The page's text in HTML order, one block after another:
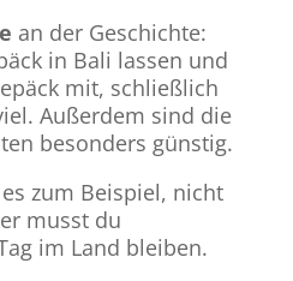
an der Geschichte:
in Bali lassen und
mit, schließlich
Außerdem sind die
besonders günstig.
zum Beispiel, nicht
musst du
im Land bleiben.